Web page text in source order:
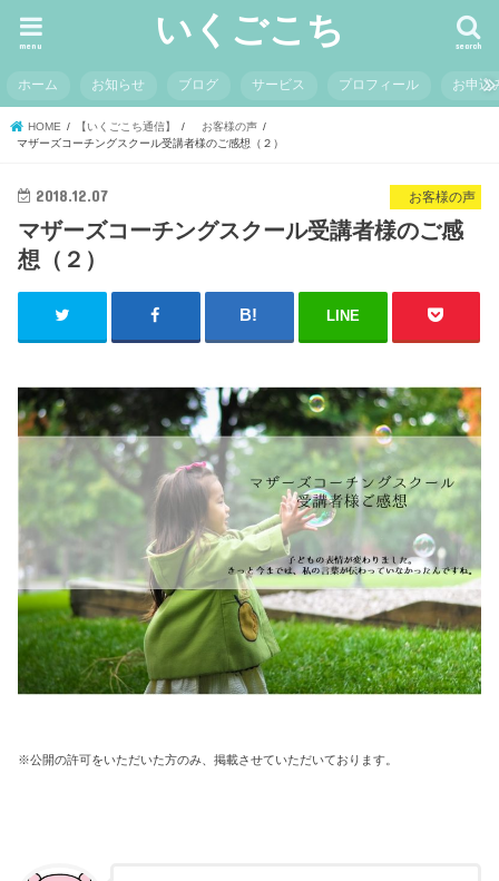
いくごこち search
menu
ホーム お知らせ ブログ サービス プロフィール お申込
HOME 【いくごこち通信】
お客様の声
マザーズコーチングスクール受講者様のご感想（２）
お客様の声
2018.12.07
マザーズコーチングスクール受講者様のご感
想（２）
LINE
※公開の許可をいただいた方のみ、掲載させていただいております。